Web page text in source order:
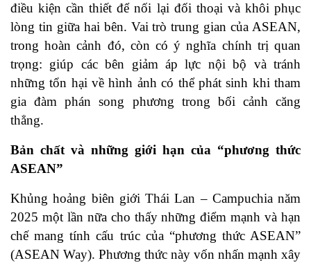
điều kiện cần thiết để nối lại đối thoại và khôi phục
lòng tin giữa hai bên. Vai trò trung gian của ASEAN,
trong hoàn cảnh đó, còn có ý nghĩa chính trị quan
trọng: giúp các bên giảm áp lực nội bộ và tránh
những tổn hại về hình ảnh có thể phát sinh khi tham
gia đàm phán song phương trong bối cảnh căng
thẳng.
Bản chất và những giới hạn của “phương thức
ASEAN”
Khủng hoảng biên giới Thái Lan – Campuchia năm
2025 một lần nữa cho thấy những điểm mạnh và hạn
chế mang tính cấu trúc của “phương thức ASEAN”
(ASEAN Way). Phương thức này vốn nhấn mạnh xây